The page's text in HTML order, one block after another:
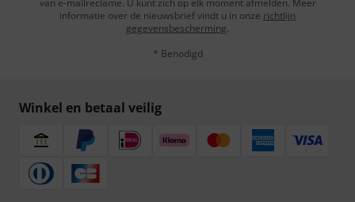
van e-mailreclame. U kunt zich op elk moment afmelden. Meer
informatie over de nieuwsbrief vindt u in onze richtlijn
gegevensbescherming.
* Benodigd
Winkel en betaal veilig